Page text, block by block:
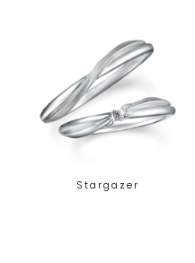
Stargazer